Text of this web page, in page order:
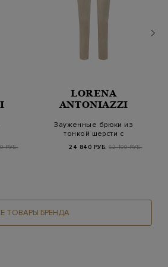
РУБ.
LORENA
ANTONIAZZI
Зауженные брюки из
тонкой шерсти с
вязаной шлевкой
24 840 РУБ. 62 100 РУБ.
ТОВАРЫ БРЕНДА